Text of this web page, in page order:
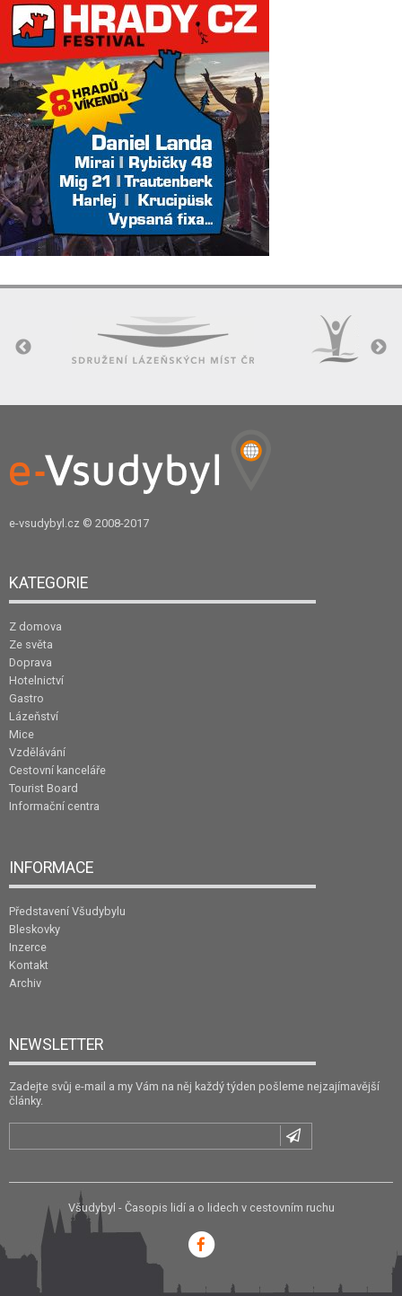
e-vsudybyl.cz © 2008-2017
KATEGORIE
Z domova
Ze světa
Doprava
Hotelnictví
Gastro
Lázeňství
Mice
Vzdělávání
Cestovní kanceláře
Tourist Board
Informační centra
INFORMACE
Představení Všudybylu
Bleskovky
Inzerce
Kontakt
Archiv
NEWSLETTER
Zadejte svůj e-mail a my Vám na něj každý týden pošleme nejzajímavější
články.
Všudybyl - Časopis lidí a o lidech v cestovním ruchu